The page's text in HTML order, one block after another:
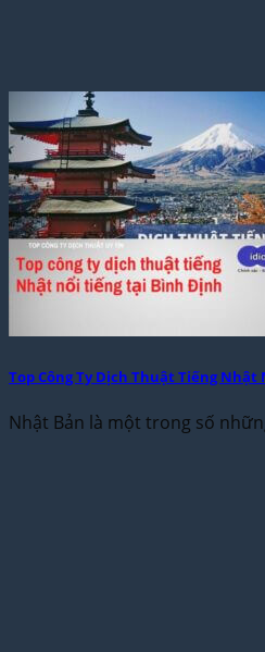
Top Công Ty Dịch Thuật Tiếng
Nhật Bản là một trong số